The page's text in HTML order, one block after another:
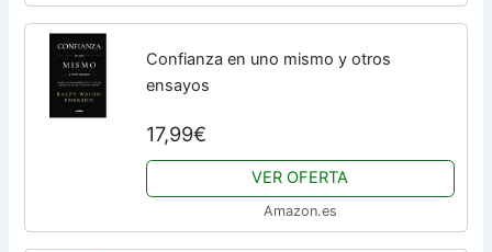
Confianza en uno mismo y otros
ensayos
17,99€
VER OFERTA
Amazon.es